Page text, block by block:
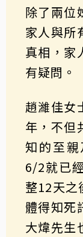
除了兩位
家人與所
真相，家
有疑問。
趙濰佳女
年，不但
知的至
6/2就已
整12天之
體得知死
大煒先生